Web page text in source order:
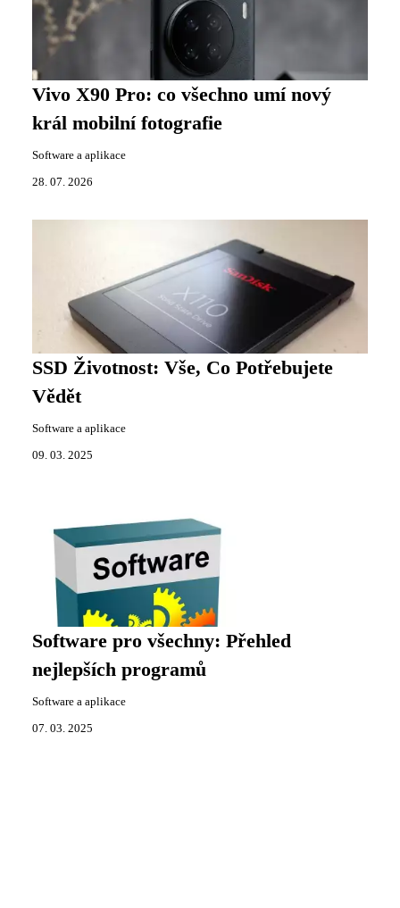
Vivo X90 Pro: co všechno umí nový
král mobilní fotografie
Software a aplikace
28. 07. 2026
SSD Životnost: Vše, Co Potřebujete
Vědět
Software a aplikace
09. 03. 2025
Software pro všechny: Přehled
nejlepších programů
Software a aplikace
07. 03. 2025